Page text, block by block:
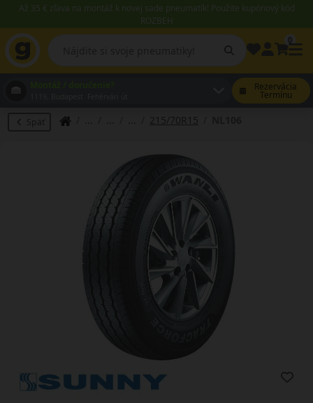
Až 35 € zľava na montáž k novej sade pneumatík! Použite kupónový kód
ROZBEH
Rezervácia
Termínu
Späť 215/70R15